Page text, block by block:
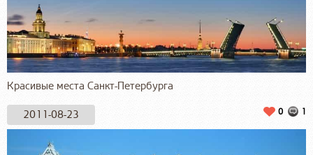
Красивые места Санкт-Петербурга
2011-08-23 1
0